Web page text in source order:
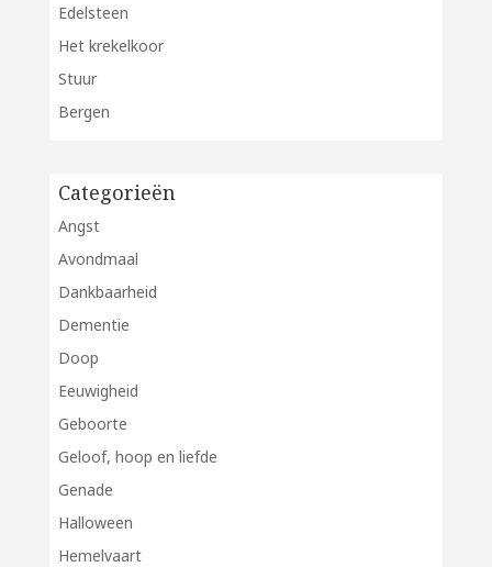
Edelsteen
Het krekelkoor
Stuur
Bergen
Categorieën
Angst
Avondmaal
Dankbaarheid
Dementie
Doop
Eeuwigheid
Geboorte
Geloof, hoop en liefde
Genade
Halloween
Hemelvaart